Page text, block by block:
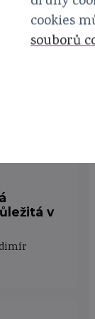
a
v
cookies
souborů